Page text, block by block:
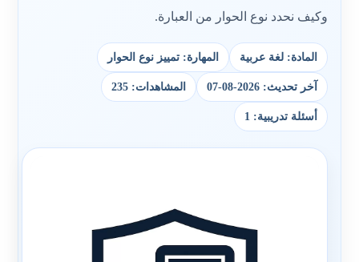
وكيف نحدد نوع الحوار من العبارة.
المادة: لغة عربية المهارة: تمييز نوع الحوار
آخر تحديث: 2026-08-07 المشاهدات: 235
أسئلة تدريبية: 1